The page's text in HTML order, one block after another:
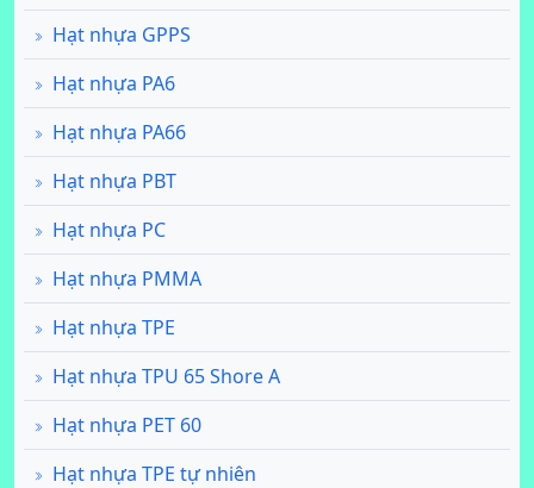
Hạt nhựa GPPS
Hạt nhựa PA6
Hạt nhựa PA66
Hạt nhựa PBT
Hạt nhựa PC
Hạt nhựa PMMA
Hạt nhựa TPE
Hạt nhựa TPU 65 Shore A
Hạt nhựa PET 60
Hạt nhựa TPE tự nhiên